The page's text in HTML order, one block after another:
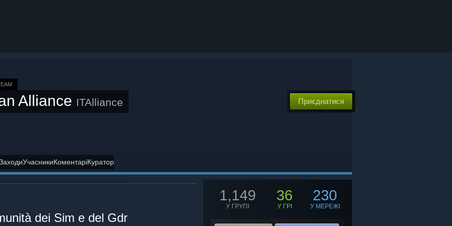
Alliance ITAlliance Приєднатися
УчасникиКоментаріКуратор
dei Sim e del Gdr
1,149
У ГРУПІ
36
У ГРІ
230
У МЕРЕЖІ